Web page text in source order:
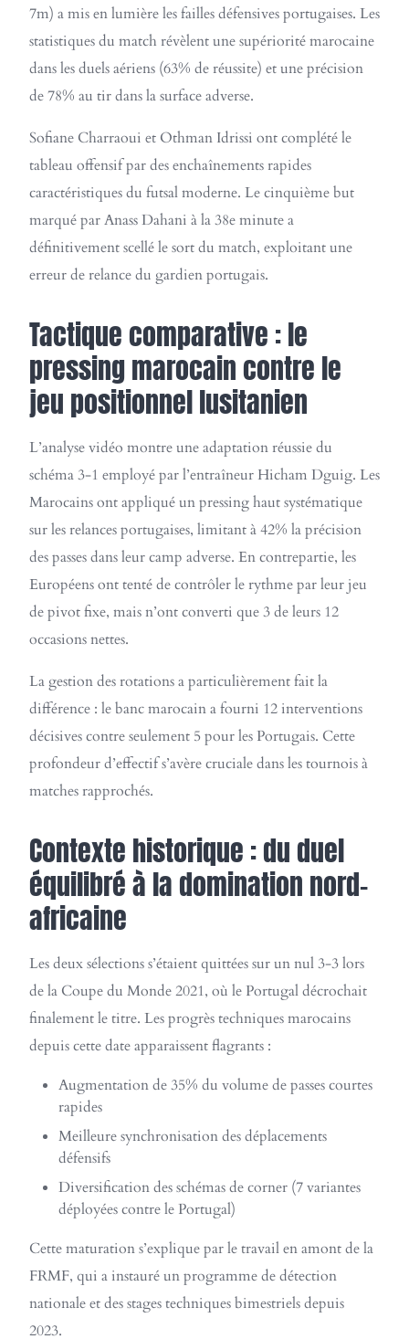
7m) a mis en lumière les failles défensives portugaises. Les
statistiques du match révèlent une supériorité marocaine
dans les duels aériens (63% de réussite) et une précision
de 78% au tir dans la surface adverse.
Sofiane Charraoui et Othman Idrissi ont complété le
tableau offensif par des enchaînements rapides
caractéristiques du futsal moderne. Le cinquième but
marqué par Anass Dahani à la 38e minute a
définitivement scellé le sort du match, exploitant une
erreur de relance du gardien portugais.
Tactique comparative : le
pressing marocain contre le
jeu positionnel lusitanien
L’analyse vidéo montre une adaptation réussie du
schéma 3-1 employé par l’entraîneur Hicham Dguig. Les
Marocains ont appliqué un pressing haut systématique
sur les relances portugaises, limitant à 42% la précision
des passes dans leur camp adverse. En contrepartie, les
Européens ont tenté de contrôler le rythme par leur jeu
de pivot fixe, mais n’ont converti que 3 de leurs 12
occasions nettes.
La gestion des rotations a particulièrement fait la
différence : le banc marocain a fourni 12 interventions
décisives contre seulement 5 pour les Portugais. Cette
profondeur d’effectif s’avère cruciale dans les tournois à
matches rapprochés.
Contexte historique : du duel
équilibré à la domination nord-
africaine
Les deux sélections s’étaient quittées sur un nul 3-3 lors
de la Coupe du Monde 2021, où le Portugal décrochait
finalement le titre. Les progrès techniques marocains
depuis cette date apparaissent flagrants :
Augmentation de 35% du volume de passes courtes
rapides
Meilleure synchronisation des déplacements
défensifs
Diversification des schémas de corner (7 variantes
déployées contre le Portugal)
Cette maturation s’explique par le travail en amont de la
FRMF, qui a instauré un programme de détection
nationale et des stages techniques bimestriels depuis
2023.